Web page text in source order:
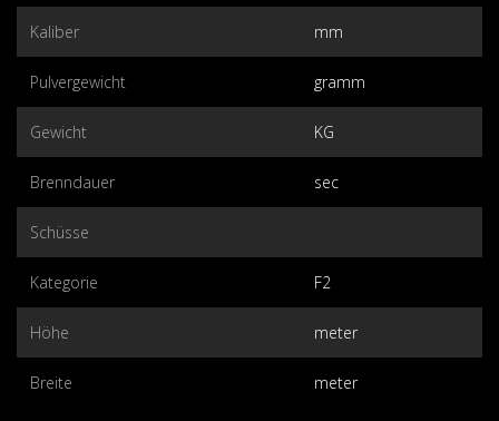
Kaliber mm
Pulvergewicht gramm
Gewicht KG
Brenndauer sec
Schüsse
Kategorie F2
Höhe meter
Breite meter